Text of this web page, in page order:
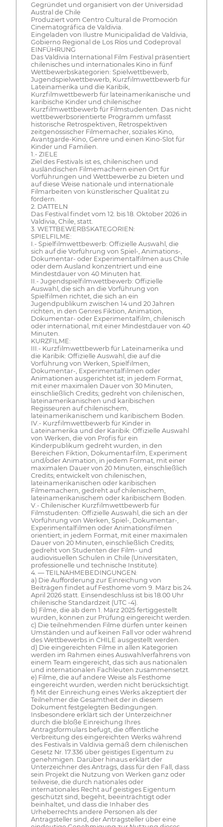
Gegründet und organisiert von der Universidad
Austral de Chile
Produziert vom Centro Cultural de Promoción
Cinematográfica de Valdivia.
Eingeladen von Ilustre Municipalidad de Valdivia,
Gobierno Regional de Los Ríos und Codeproval
EINFÜHRUNG
Das Valdivia International Film Festival präsentiert
chilenisches und internationales Kino in fünf
Wettbewerbskategorien: Spielwettbewerb,
Jugendspielwettbewerb, Kurzfilmwettbewerb für
Lateinamerika und die Karibik,
Kurzfilmwettbewerb für lateinamerikanische und
karibische Kinder und chilenischer
Kurzfilmwettbewerb für Filmstudenten. Das nicht
wettbewerbsorientierte Programm umfasst
historische Retrospektiven, Retrospektiven
zeitgenössischer Filmemacher, soziales Kino,
Avantgarde-Kino, Genre und einen Kino-Slot für
Kinder und Familien.
1.- ZIELE
Ziel des Festivals ist es, chilenischen und
ausländischen Filmemachern einen Ort für
Vorführungen und Wettbewerbe zu bieten und
auf diese Weise nationale und internationale
Filmarbeiten von künstlerischer Qualität zu
fördern.
2. DATTELN
Das Festival findet vom 12. bis 18. Oktober 2026 in
Valdivia, Chile, statt.
3. WETTBEWERBSKATEGORIEN:
SPIELFILME:
I.- Spielfilmwettbewerb: Offizielle Auswahl, die
sich auf die Vorführung von Spiel-, Animations-,
Dokumentar- oder Experimentalfilmen aus Chile
oder dem Ausland konzentriert und eine
Mindestdauer von 40 Minuten hat.
II.- Jugendspielfilmwettbewerb: Offizielle
Auswahl, die sich an die Vorführung von
Spielfilmen richtet, die sich an ein
Jugendpublikum zwischen 14 und 20 Jahren
richten, in den Genres Fiktion, Animation,
Dokumentar- oder Experimentalfilm, chilenisch
oder international, mit einer Mindestdauer von 40
Minuten.
KURZFILME:
III.- Kurzfilmwettbewerb für Lateinamerika und
die Karibik: Offizielle Auswahl, die auf die
Vorführung von Werken, Spielfilmen,
Dokumentar-, Experimentalfilmen oder
Animationen ausgerichtet ist; in jedem Format,
mit einer maximalen Dauer von 30 Minuten,
einschließlich Credits; gedreht von chilenischen,
lateinamerikanischen und karibischen
Regisseuren auf chilenischem,
lateinamerikanischem und karibischem Boden.
IV.- Kurzfilmwettbewerb für Kinder in
Lateinamerika und der Karibik: Offizielle Auswahl
von Werken, die von Profis für ein
Kinderpublikum gedreht wurden, in den
Bereichen Fiktion, Dokumentarfilm, Experiment
und/oder Animation, in jedem Format, mit einer
maximalen Dauer von 20 Minuten, einschließlich
Credits; entwickelt von chilenischen,
lateinamerikanischen oder karibischen
Filmemachern, gedreht auf chilenischem,
lateinamerikanischem oder karibischem Boden.
V.- Chilenischer Kurzfilmwettbewerb für
Filmstudenten: Offizielle Auswahl, die sich an der
Vorführung von Werken, Spiel-, Dokumentar-,
Experimentalfilmen oder Animationsfilmen
orientiert; in jedem Format, mit einer maximalen
Dauer von 20 Minuten, einschließlich Credits;
gedreht von Studenten der Film- und
audiovisuellen Schulen in Chile (Universitäten,
professionelle und technische Institute).
4. — TEILNAHMEBEDINGUNGEN:
a) Die Aufforderung zur Einreichung von
Beiträgen findet auf Festhome vom 9. März bis 24.
April 2026 statt. Einsendeschluss ist bis 18.00 Uhr
chilenische Standardzeit (UTC -4).
b) Filme, die ab dem 1. März 2025 fertiggestellt
wurden, können zur Prüfung eingereicht werden.
c) Die teilnehmenden Filme dürfen unter keinen
Umständen und auf keinen Fall vor oder während
des Wettbewerbs in CHILE ausgestellt werden.
d) Die eingereichten Filme in allen Kategorien
werden im Rahmen eines Auswahlverfahrens von
einem Team eingereicht, das sich aus nationalen
und internationalen Fachleuten zusammensetzt.
e) Filme, die auf andere Weise als Festhome
eingereicht wurden, werden nicht berücksichtigt.
f) Mit der Einreichung eines Werks akzeptiert der
Teilnehmer die Gesamtheit der in diesem
Dokument festgelegten Bedingungen.
Insbesondere erklärt sich der Unterzeichner
durch die bloße Einreichung Ihres
Antragsformulars befugt, die öffentliche
Verbreitung des eingereichten Werks während
des Festivals in Valdivia gemäß dem chilenischen
Gesetz Nr. 17.336 über geistiges Eigentum zu
genehmigen. Darüber hinaus erklärt der
Unterzeichner des Antrags, dass für den Fall, dass
sein Projekt die Nutzung von Werken ganz oder
teilweise, die durch nationales oder
internationales Recht auf geistiges Eigentum
geschützt sind, begeht, beeinträchtigt oder
beinhaltet, und dass die Inhaber des
Urheberrechts andere Personen als der
Antragsteller sind, der Antragsteller über eine